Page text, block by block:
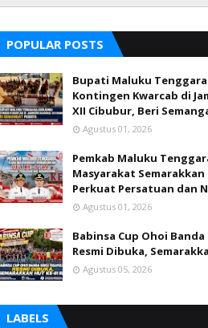
POPULAR POSTS
Bupati Maluku
Kontingen Kwarcab di
XII Cibubur, Beri
Agustus 01, 2026
Pemkab Maluku
Masyarakat Semarakkan
Perkuat Persatuan dan
Agustus 01, 2026
Babinsa Cup Ohoi
Resmi Dibuka,
Agustus 05, 2026
LABELS